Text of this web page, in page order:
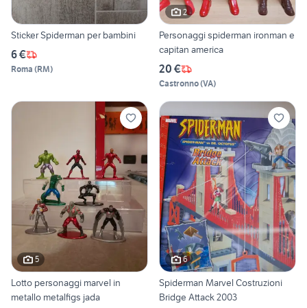
Sticker Spiderman per bambini
6 €
Roma (RM)
2
Personaggi spiderman ironman e
capitan america
20 €
Castronno(VA)
5
Lotto personaggi marvel in
metallo metalfigs jada
6
Spiderman Marvel Costruzioni
Bridge Attack 2003